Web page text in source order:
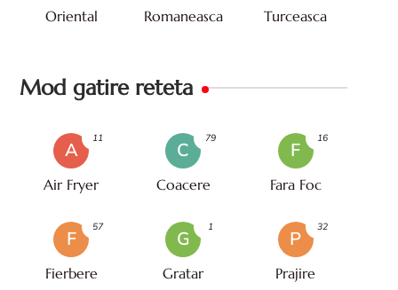
Oriental Romaneasca Turceasca
Mod gatire reteta
A
Air Fryer
11
C
Coacere
79
F
Fara Foc
16
F
Fierbere
57
G
Gratar
1
P
Prajire
32